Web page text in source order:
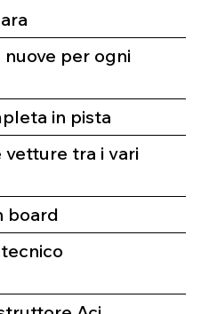
per ogni
in pista
tra i vari
board